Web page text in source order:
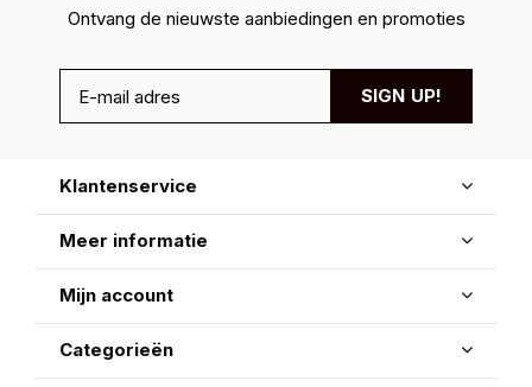
Ontvang de nieuwste aanbiedingen en promoties
SIGN UP!
Klantenservice
Meer informatie
Mijn account
Categorieën